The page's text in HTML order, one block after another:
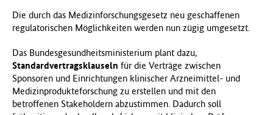
Die durch das Medizinforschungsgesetz neu geschaffenen
regulatorischen Möglichkeiten werden nun zügig umgesetzt.
Das Bundesgesundheitsministerium plant dazu,
Standardvertragsklauseln für die Verträge zwischen
Sponsoren und Einrichtungen klinischer Arzneimittel- und
Medizinprodukteforschung zu erstellen und mit den
betroffenen Stakeholdern abzustimmen. Dadurch soll